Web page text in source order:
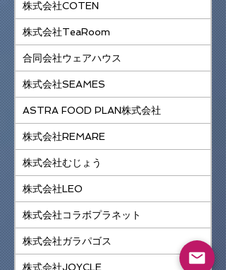
株式会社COTEN
株式会社TeaRoom
合同会社ウェアハウス
株式会社SEAMES
ASTRA FOOD PLAN株式会社
株式会社REMARE
株式会社むじょう
株式会社LEO
株式会社コラボプラネット
株式会社ガラパゴス
株式会社JOYCLE